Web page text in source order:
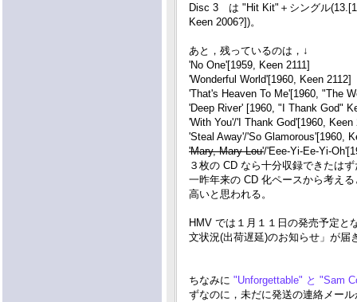
Disc 3 は "Hit Kit"＋シングル
Keen 2006?])。
あと，残っているのは，↓
'No One'[1959, Keen 2111]
'Wonderful World'[1960, Keen 2112]
'That's Heaven To Me'[1960, "The
'Deep River' [1960, "I Thank God"
'With You'/'I Thank God'[1960, Keen
'Steal Away'/'So Glamorous'[1960,
'Mary, Mary Lou'/'Eee-Yi-Ee-Yi-
３枚の CD なら十分収録できたは
一昨年来の CD 化ペースから考え
高いと思われる。
HMV では１月１１日の発売予定と
文状況(出荷遅延)のお知らせ」が届
ちなみに "Unforgettable" と "Sam
ずなのに，未だに発送の連絡メー